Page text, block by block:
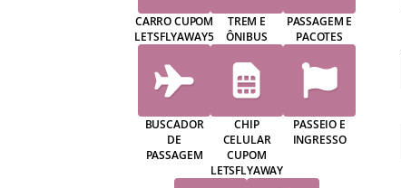
CARRO CUPOM
LETSFLYAWAY5
TREM E
ÔNIBUS
PASSAGEM E
PACOTES
BUSCADOR
DE
PASSAGEM
CHIP
CELULAR
CUPOM
LETSFLYAWAY
PASSEIO E
INGRESSO